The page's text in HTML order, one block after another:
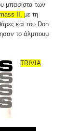
μπασίστα των
II, με τη
και του Don
το άλμπουμ
TRIVIA